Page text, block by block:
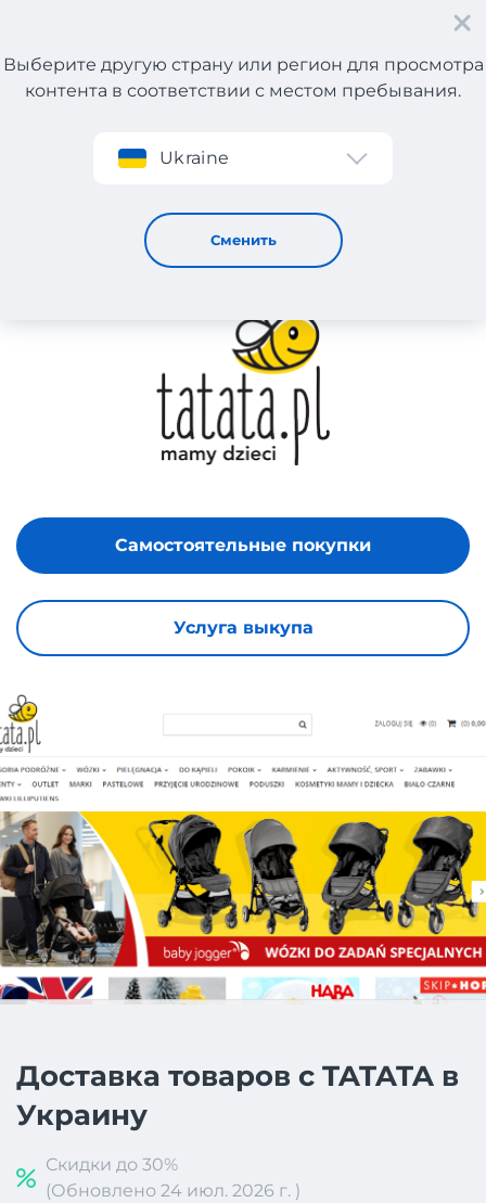
Регистрация
Выберите другую страну или регион для просмотра
контента в соответствии с местом пребывания.
Ukraine
Сменить
TATATA
Услуга выкупа
Самостоятельные покупки
Доставка товаров с TATATA в
Украину
Скидки до 30%
(Обновлено 24 июл. 2026 г. )